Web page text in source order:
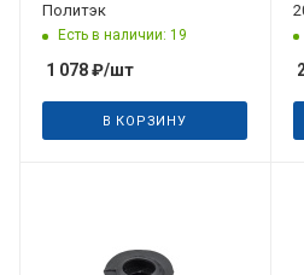
Политэк
Есть в наличии: 19
1 078₽/шт
В КОРЗИНУ